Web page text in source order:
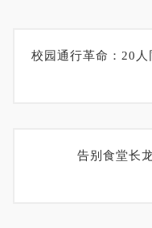
校园通行革命：20人
告别食堂长